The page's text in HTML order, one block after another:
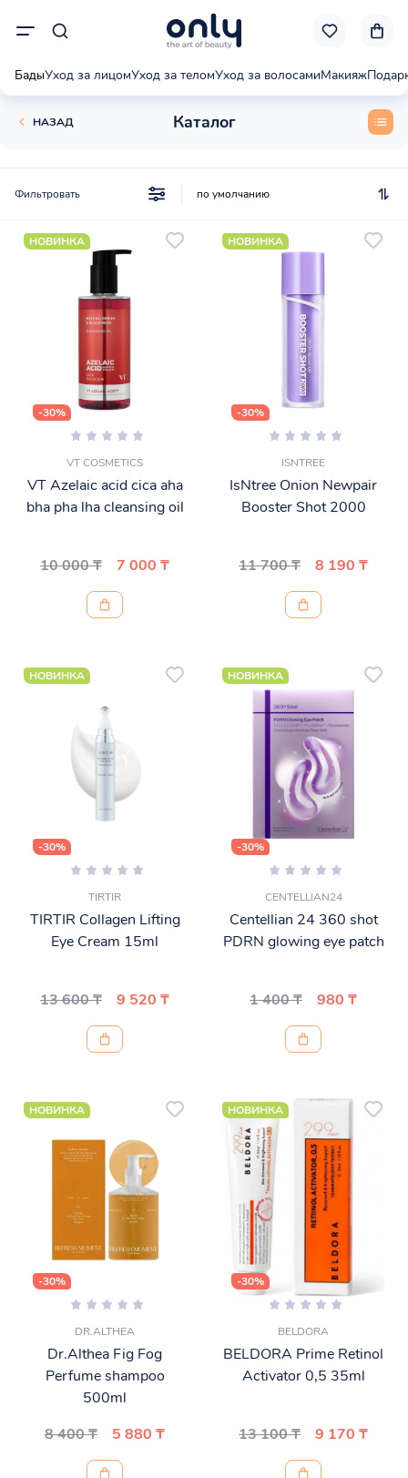
БадыУход за лицомУход за теломУход за волосамиМакияж
НАЗАД Каталог
Фильтровать
НОВИНКА
-30%
VT COSMETICS
VT Azelaic acid cica aha
bha pha lha cleansing oil
10 000 ₸ 7 000 ₸
НОВИНКА
-30%
ISNTREE
IsNtree Onion Newpair
Booster Shot 2000
11 700 ₸ 8 190 ₸
НОВИНКА
-30%
TIRTIR
TIRTIR Collagen Lifting
Eye Cream 15ml
13 600 ₸ 9 520 ₸
НОВИНКА
-30%
CENTELLIAN24
Centellian 24 360 shot
PDRN glowing eye patch
1 400 ₸ 980 ₸
НОВИНКА
-30%
DR.ALTHEA
Dr.Althea Fig Fog
Perfume shampoo
500ml
8 400 ₸
5 880 ₸
НОВИНКА
-30%
BELDORA
BELDORA Prime Retinol
Activator 0,5 35ml
13 100 ₸ 9 170 ₸